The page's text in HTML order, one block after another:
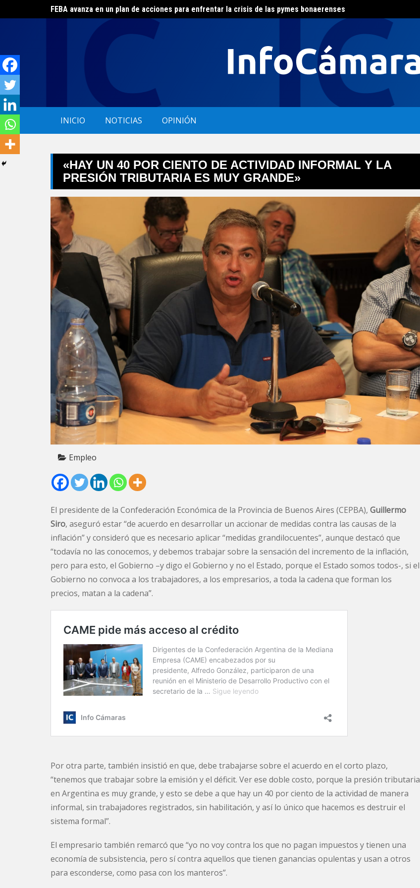
to
El ERAS continúa con el beneficio de la tarifa social del agua
INICIO NOTICIAS OPINIÓN
«HAY UN 40 POR CIENTO DE ACTIVIDAD INFORMAL Y LA
PRESIÓN TRIBUTARIA ES MUY GRANDE»
Empleo
El presidente de la Confederación Económica de la Provincia de Buenos Aires (CEPBA), Guillermo
Siro, aseguró estar “de acuerdo en desarrollar un accionar de medidas contra las causas de la
inflación” y consideró que es necesario aplicar “medidas grandilocuentes”, aunque destacó que
“todavía no las conocemos, y debemos trabajar sobre la sensación del incremento de la inflación,
pero para esto, el Gobierno –y digo el Gobierno y no el Estado, porque el Estado somos todos-, si el
Gobierno no convoca a los trabajadores, a los empresarios, a toda la cadena que forman los
precios, matan a la cadena”.
Por otra parte, también insistió en que, debe trabajarse sobre el acuerdo en el corto plazo,
“tenemos que trabajar sobre la emisión y el déficit. Ver ese doble costo, porque la presión tributaria
en Argentina es muy grande, y esto se debe a que hay un 40 por ciento de la actividad de manera
informal, sin trabajadores registrados, sin habilitación, y así lo único que hacemos es destruir el
sistema formal”.
El empresario también remarcó que “yo no voy contra los que no pagan impuestos y tienen una
economía de subsistencia, pero sí contra aquellos que tienen ganancias opulentas y usan a otros
para esconderse, como pasa con los manteros”.